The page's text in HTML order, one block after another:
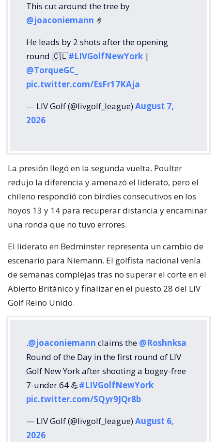
This cut around the tree by
@joaconiemann 🤌
He leads by 2 shots after the opening
round 🇨🇱#LIVGolfNewYork |
@TorqueGC_
pic.twitter.com/EsFr17KAja
— LIV Golf (@livgolf_league)August 7,
2026
La presión llegó en la segunda vuelta. Poulter
redujo la diferencia y amenazó el liderato, pero el
chileno respondió con birdies consecutivos en los
hoyos 13 y 14 para recuperar distancia y encaminar
una ronda que no tuvo errores.
El liderato en Bedminster representa un cambio de
escenario para Niemann. El golfista nacional venía
de semanas complejas tras no superar el corte en el
Abierto Británico y finalizar en el puesto 28 del LIV
Golf Reino Unido.
.@joaconiemann claims the @Roshnksa
Round of the Day in the first round of LIV
Golf New York after shooting a bogey-free
7-under 64 💪#LIVGolfNewYork
pic.twitter.com/SQyr9JQr8b
— LIV Golf (@livgolf_league)August 6,
2026